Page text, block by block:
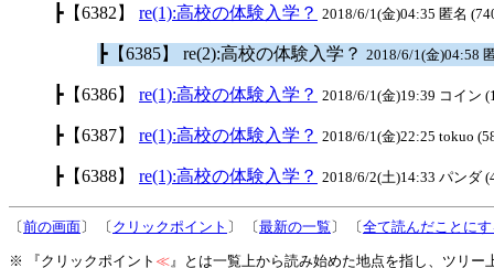
┣【6382】 re(1):高校の体験入学？ 2018/6/1(金)04:35 匿名
┣【6385】 re(2):高校の体験入学？ 2018/6/1(金)04:58
┣【6386】 re(1):高校の体験入学？ 2018/6/1(金)19:39 コイン
┣【6387】 re(1):高校の体験入学？ 2018/6/1(金)22:25 tokuo
┣【6388】 re(1):高校の体験入学？ 2018/6/2(土)14:33 パンダ
〔前の画面〕 〔 クリックポイント 〕 〔最新の一覧 〕 〔全て読んだことに
※ 『クリックポイント ≪』とは一覧上から読み始めた地点を指し、ツリ